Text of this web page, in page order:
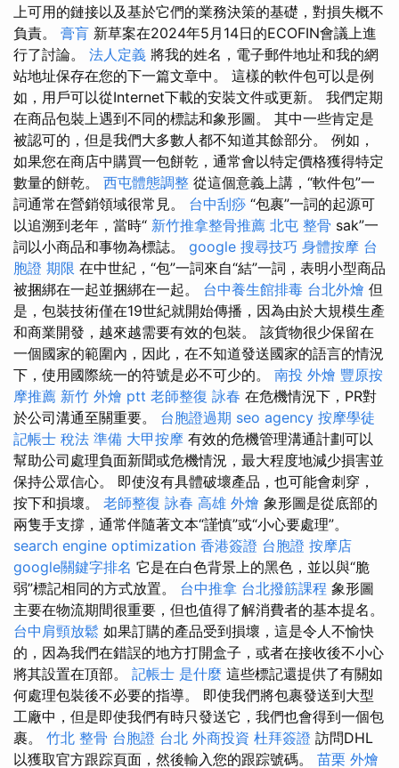
上可用的鏈接以及基於它們的業務決策的基礎，對損失概不
負責。 膏肓 新草案在2024年5月14日的ECOFIN會議上進
行了討論。 法人定義 將我的姓名，電子郵件地址和我的網
站地址保存在您的下一篇文章中。 這樣的軟件包可以是例
如，用戶可以從Internet下載的安裝文件或更新。 我們定期
在商品包裝上遇到不同的標誌和象形圖。 其中一些肯定是
被認可的，但是我們大多數人都不知道其餘部分。 例如，
如果您在商店中購買一包餅乾，通常會以特定價格獲得特定
數量的餅乾。 西屯體態調整 從這個意義上講，“軟件包”一
詞通常在營銷領域很常見。 台中刮痧 “包裹”一詞的起源可
以追溯到老年，當時“ 新竹推拿整骨推薦 北屯 整骨 sak”一
詞以小商品和事物為標誌。 google 搜尋技巧 身體按摩 台
胞證 期限 在中世紀，“包”一詞來自“結”一詞，表明小型商品
被捆綁在一起並捆綁在一起。 台中養生館排毒 台北外燴 但
是，包裝技術僅在19世紀就開始傳播，因為由於大規模生產
和商業開發，越來越需要有效的包裝。 該貨物很少保留在
一個國家的範圍內，因此，在不知道發送國家的語言的情況
下，使用國際統一的符號是必不可少的。 南投 外燴 豐原按
摩推薦 新竹 外燴 ptt 老師整復 詠春 在危機情況下，PR對
於公司溝通至關重要。 台胞證過期 seo agency 按摩學徒
記帳士 稅法 準備 大甲按摩 有效的危機管理溝通計劃可以
幫助公司處理負面新聞或危機情況，最大程度地減少損害並
保持公眾信心。 即使沒有具體破壞產品，也可能會刺穿，
按下和損壞。 老師整復 詠春 高雄 外燴 象形圖是從底部的
兩隻手支撐，通常伴隨著文本“謹慎”或“小心要處理”。
search engine optimization 香港簽證 台胞證 按摩店
google關鍵字排名 它是在白色背景上的黑色，並以與“脆
弱”標記相同的方式放置。 台中推拿 台北撥筋課程 象形圖
主要在物流期間很重要，但也值得了解消費者的基本提名。
台中肩頸放鬆 如果訂購的產品受到損壞，這是令人不愉快
的，因為我們在錯誤的地方打開盒子，或者在接收後不小心
將其設置在頂部。 記帳士 是什麼 這些標記還提供了有關如
何處理包裝後不必要的指導。 即使我們將包裹發送到大型
工廠中，但是即使我們有時只發送它，我們也會得到一個包
裹。 竹北 整骨 台胞證 台北 外商投資 杜拜簽證 訪問DHL
以獲取官方跟踪頁面，然後輸入您的跟踪號碼。 苗栗 外燴